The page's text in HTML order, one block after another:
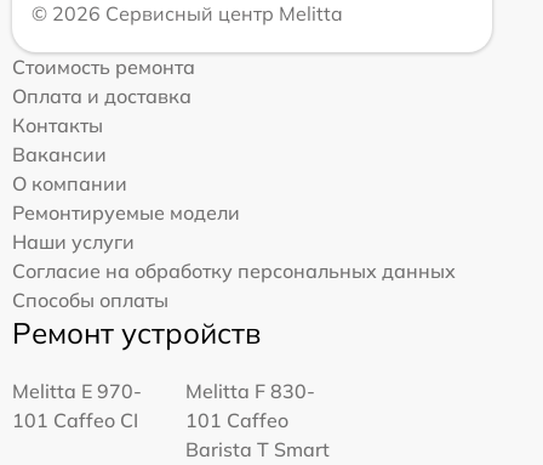
© 2026 Сервисный центр Melitta
Стоимость ремонта
Оплата и доставка
Контакты
Вакансии
О компании
Ремонтируемые модели
Наши услуги
Согласие на обработку персональных данных
Способы оплаты
Ремонт устройств
Melitta Е 970-
101 Caffeo CI
Melitta F 830-
101 Caffeo
Barista T Smart